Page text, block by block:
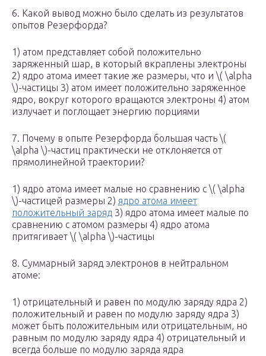
6. Какой вывод можно было сделать из результатов
опытов Резерфорда?
1) атом представляет собой положительно
заряженный шар, в который вкраплены электроны
2) ядро атома имеет такие же размеры, что и ​\( \alpha
\)​-частицы 3) атом имеет положительно заряженное
ядро, вокруг которого вращаются электроны 4) атом
излучает и поглощает энергию порциями
7. Почему в опыте Резерфорда большая часть ​\(
\alpha \)​-частиц практически не отклоняется от
прямолинейной траектории?
1) ядро атома имеет малые но сравнению с \( \alpha
\)-частицей размеры 2) ядро атома имеет
положительный заряд 3) ядро атома имеет малые по
сравнению с атомом размеры 4) ядро атома
притягивает \( \alpha \)-частицы
8. Суммарный заряд электронов в нейтральном
атоме:
1) отрицательный и равен по модулю заряду ядра 2)
положительный и равен по модулю заряду ядра 3)
может быть положительным или отрицательным, но
равным по модулю заряду ядра 4) отрицательный и
всегда больше по модулю заряда ядра